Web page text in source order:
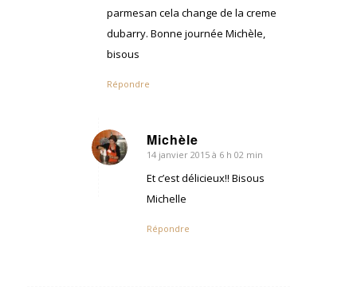
parmesan cela change de la creme
dubarry. Bonne journée Michèle,
bisous
Répondre
Michèle
dit
14 janvier 2015 à 6 h 02 min
Et c’est délicieux!! Bisous
Michelle
Répondre